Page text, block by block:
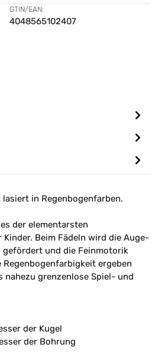
GTIN/EAN:
4048565102407
in Regenbogenfarben.
der elementarsten
Beim Fädeln wird die Auge-
gefördert und die Feinmotorik
ergeben
nahezu grenzenlose Spiel- und
der Kugel
der Bohrung